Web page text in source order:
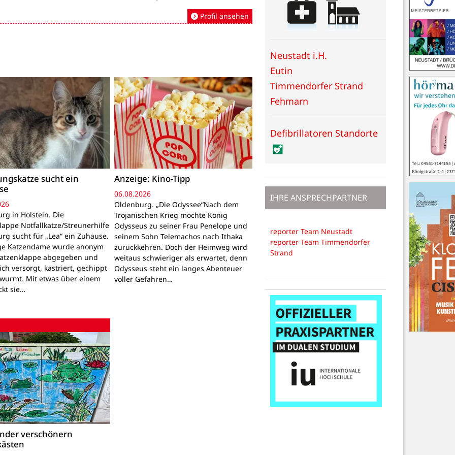
Profil ansehen
sucht ein
in Holstein. Die
Notfallkatze/Streunerhilfe
sucht für „Lea“ ein Zuhause.
Katzendame wurde anonym
abgegeben und
versorgt, kastriert, gechippt
Mit etwas über einem
sie…
Anzeige: Kino-Tipp
06.08.2026
Oldenburg. „Die Odyssee“Nach dem
Trojanischen Krieg möchte König
Odysseus zu seiner Frau Penelope und
seinem Sohn Telemachos nach Ithaka
zurückkehren. Doch der Heimweg wird
weitaus schwieriger als erwartet, denn
Odysseus steht ein langes Abenteuer
voller Gefahren…
verschönern
Neustadt i.H.
Eutin
Timmendorfer Strand
Fehmarn
Defibrillatoren Standorte
IHRE ANSPRECHPARTNER
reporter Team Neustadt
reporter Team Timmendorfer
Strand